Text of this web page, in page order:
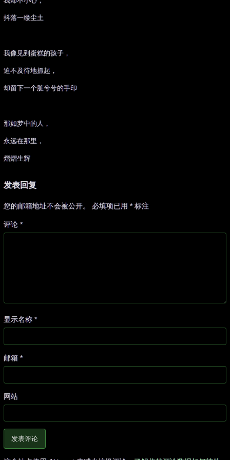
抖落一缕尘土
我像见到蛋糕的孩子，
迫不及待地抓起，
却留下一个脏兮兮的手印
那如梦中的人，
永远在那里，
熠熠生辉
发表回复
您的邮箱地址不会被公开。 必填项已用 *标注
评论 *
显示名称*
邮箱 *
网站